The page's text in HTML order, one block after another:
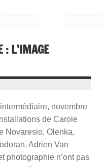
: L’IMAGE
novembre
de Carole
Novaresio, Olenka,
Adrien Van
photographie n’ont pas